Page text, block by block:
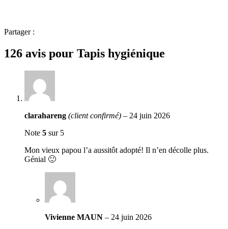
Partager :
126 avis pour Tapis hygiénique
clarahareng (client confirmé) – 24 juin 2026
Note 5 sur 5
Mon vieux papou l’a aussitôt adopté! Il n’en décolle plus.
Génial 🙂
Vivienne MAUN – 24 juin 2026